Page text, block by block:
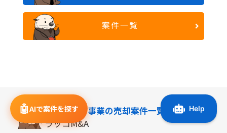
案件一覧
🤖AIで案件を探す
オンライン事業の売却案件一覧
ラッコM&A